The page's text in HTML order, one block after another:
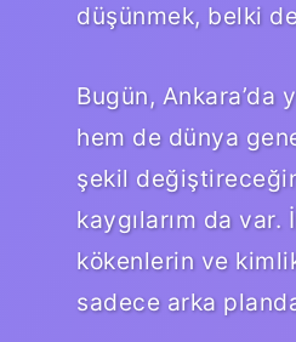
düşünmek, belki
Bugün,
hem de dünya
şekil
kaygılarım da
kökenlerin ve
sadece arka